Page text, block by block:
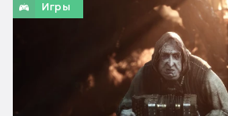
Игры